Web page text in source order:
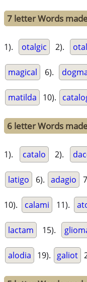
7 letter Words
1). otalgic 2).
magical 6).
matilda 10).
6 letter Words
1). catalo 2).
latigo 6). adagio
10). calami 11).
lactam 15).
alodia 19). galiot